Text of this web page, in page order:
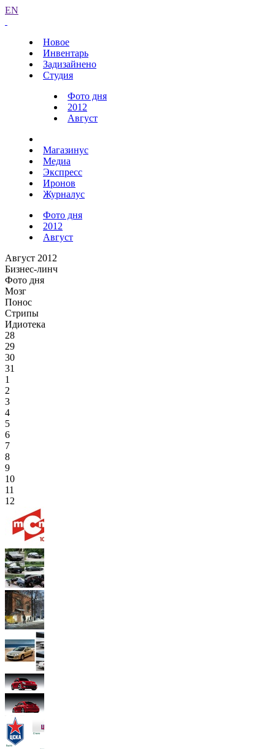
EN
Новое
Инвентарь
Задизайнено
Студия
Фото дня
2012
Август
Магазинус
Медиа
Экспресс
Иронов
Журналус
Фото дня
2012
Август
Август 2012
Бизнес-линч
Фото дня
Мозг
Понос
Стрипы
Идиотека
28
29
30
31
1
2
3
4
5
6
7
8
9
10
11
12